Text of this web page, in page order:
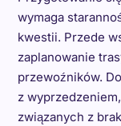
wymaga
kwestii. Przede
zaplanowanie
przewoźników.
z
związanych z